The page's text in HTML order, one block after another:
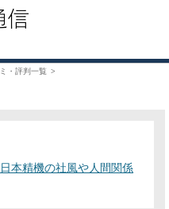
・評判一覧
本精機の社風や人間関係